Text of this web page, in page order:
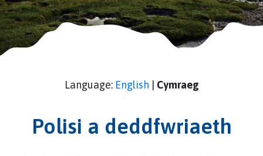
Language: English Cymraeg
Polisi a deddfwriaeth